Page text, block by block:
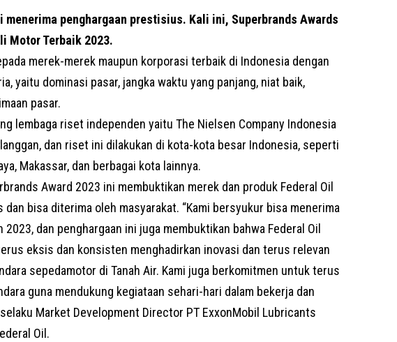
menerima penghargaan prestisius. Kali ini, Superbrands Awards
Motor Terbaik 2023.
merek-merek maupun korporasi terbaik di Indonesia dengan
yaitu dominasi pasar, jangka waktu yang panjang, niat baik,
pasar.
lembaga riset independen yaitu The Nielsen Company Indonesia
dan riset ini dilakukan di kota-kota besar Indonesia, seperti
Makassar, dan berbagai kota lainnya.
Award 2023 ini membuktikan merek dan produk Federal Oil
bisa diterima oleh masyarakat. “Kami bersyukur bisa menerima
dan penghargaan ini juga membuktikan bahwa Federal Oil
eksis dan konsisten menghadirkan inovasi dan terus relevan
sepedamotor di Tanah Air. Kami juga berkomitmen untuk terus
guna mendukung kegiataan sehari-hari dalam bekerja dan
Market Development Director PT ExxonMobil Lubricants
Oil.